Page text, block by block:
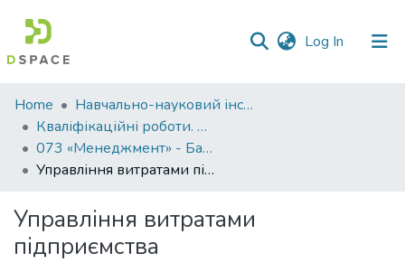
Log In (current)
Communities
&
Collections
All of DSpace
Statistics
Home
Навчально-науковий інститут економіки, управління, права та інформаційних технологій
Кваліфікаційні роботи. ННІ економіки, управління, права та ІТ
073 «Менеджмент» - Бакалаври 2024-2025
Управління витратами підприємства
Управління витратами
підприємства